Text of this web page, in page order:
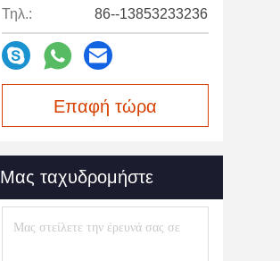
Τηλ.: 86--13853233236
Επαφή τώρα
Μας ταχυδρομήστε